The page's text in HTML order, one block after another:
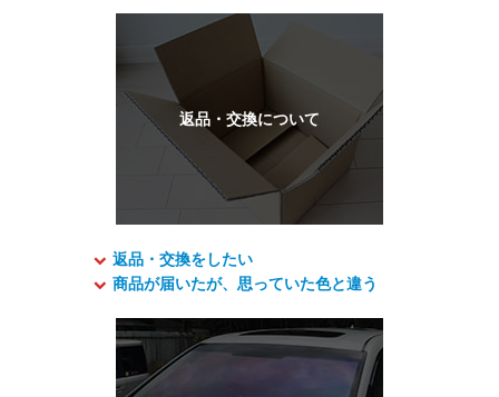
返品・交換をしたい
商品が届いたが、思っていた色と違う